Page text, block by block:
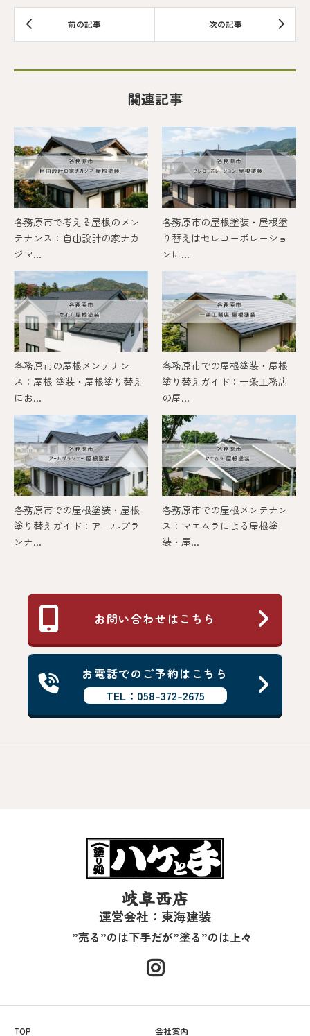
関連記事
各務原市で考える屋根のメン
テナンス：自由設計の家ナカ
ジマ...
各務原市の屋根塗装・屋根塗
り替えはセレコーポレーショ
ンに...
各務原市の屋根メンテナン
ス：屋根 塗装・屋根塗り替え
にお...
各務原市での屋根塗装・屋根
塗り替えガイド：一条工務店
の屋...
各務原市での屋根塗装・屋根
塗り替えガイド：アールプラ
ンナ...
各務原市での屋根メンテナン
ス：マエムラによる屋根塗
装・屋...
お問い合わせはこちら
お電話でのご予約はこちら
TEL：058-372-2675
岐阜西店
運営会社：東海建装
”売る”のは下手だが”塗る”のは上々
TOP 会社案内